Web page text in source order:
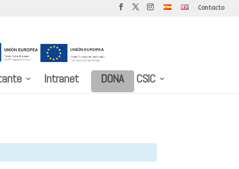
Contacto
Intranet DONA CSIC